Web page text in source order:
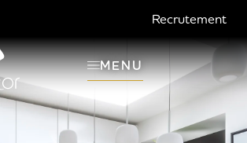
Recrutement
MENU